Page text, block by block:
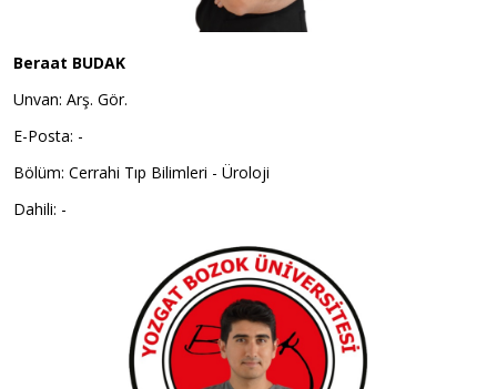
Beraat BUDAK
Unvan: Arş. Gör.
E-Posta: -
Bölüm: Cerrahi Tıp Bilimleri - Üroloji
Dahili: -